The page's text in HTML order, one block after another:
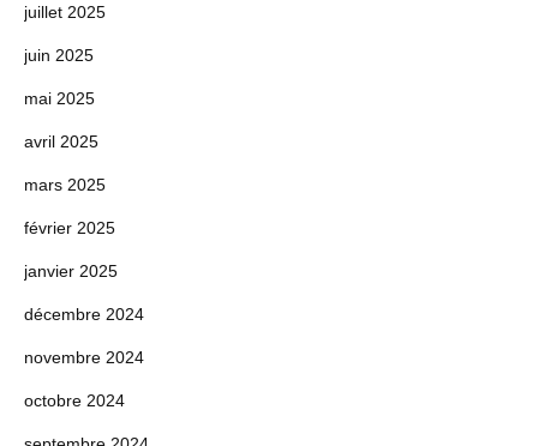
juillet 2025
juin 2025
mai 2025
avril 2025
mars 2025
février 2025
janvier 2025
décembre 2024
novembre 2024
octobre 2024